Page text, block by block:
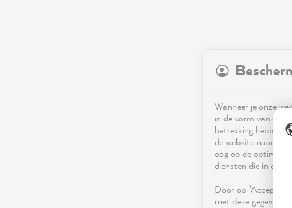
Wanneer je onze
in de vorm van
betrekking hebben
de website naar
oog op de
diensten die in de
Door op
met deze